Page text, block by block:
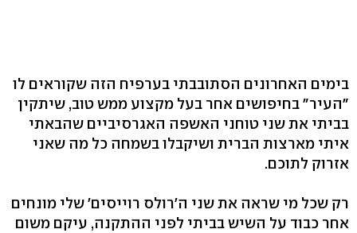
בימים האחרונים הסתובבתי בערפיח הזה שקוראים לו
"העיר" בחיפושים אחר בעל מקצוע ממש טוב, שיתקין
בביתי את שני טוחני האשפה האגרסיביים שהבאתי
איתי מארצות הברית ושיקבלו בשמחה כל מה שאני
אזרוק לתוכם.
רק שכל מי שראה את שני ה'רולס רוייסים' שלי מונחים
אחר כבוד על השיש בביתי לפני ההתקנה, עיקם משום